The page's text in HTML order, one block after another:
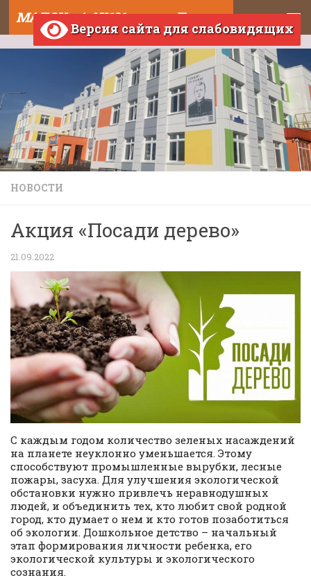
Skip to content МАДОУ д/с №121 города Тюмени
Версия сайта для слабовидящих
НОВОСТИ
Акция «Посади дерево»
21.09.2022
С каждым годом количество зеленых насаждений
на планете неуклонно уменьшается. Этому
способствуют промышленные вырубки, лесные
пожары, засуха. Для улучшения экологической
обстановки нужно привлечь неравнодушных
людей, и объединить тех, кто любит свой родной
город, кто думает о нем и кто готов позаботиться
об экологии. Дошкольное детство – начальный
этап формирования личности ребенка, его
экологической культуры и экологического
сознания.